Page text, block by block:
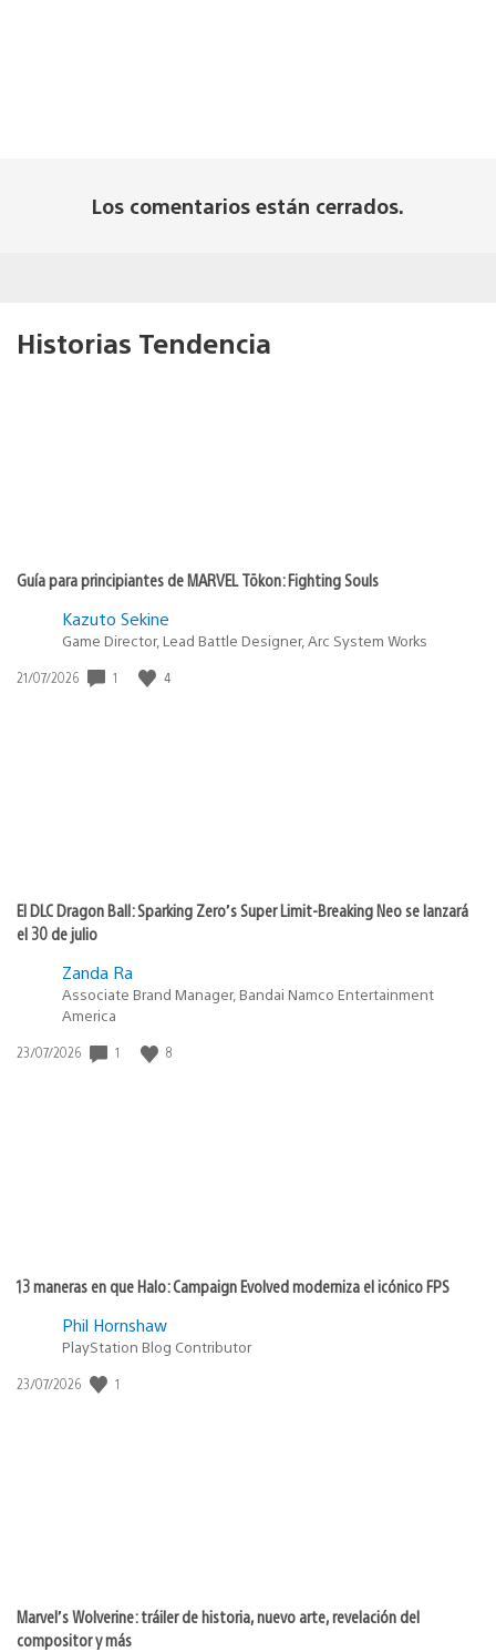
Los comentarios están cerrados.
Historias Tendencia
Guía para principiantes de MARVEL Tōkon: Fighting Souls
Kazuto Sekine
Game Director, Lead Battle Designer, Arc System Works
Fecha
21/07/2026 1 4
El DLC Dragon Ball: Sparking Zero’s Super Limit-Breaking Neo se lanzará
el 30 de julio
Zanda Ra
Associate Brand Manager, Bandai Namco Entertainment
America
Fecha
23/07/2026 1 8
13 maneras en que Halo: Campaign Evolved moderniza el icónico FPS
Phil Hornshaw
PlayStation Blog Contributor
Fecha
23/07/2026 1
Marvel’s Wolverine: tráiler de historia, nuevo arte, revelación del
compositor y más